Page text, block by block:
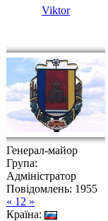
Viktor
Генерал-майор
Група:
Адміністратор
Повідомлень: 1955
« 12 »
Країна: